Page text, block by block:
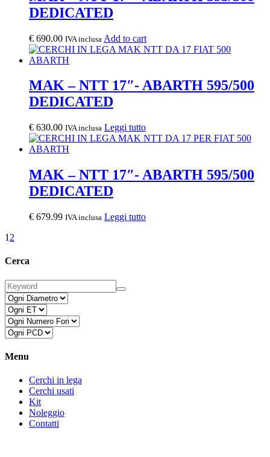
DEDICATED
€ 690.00 IVA inclusa Add to cart
MAK – NTT 17″- ABARTH 595/500
DEDICATED
€ 630.00 IVA inclusa Leggi tutto
MAK – NTT 17″- ABARTH 595/500
DEDICATED
€ 679.99 IVA inclusa Leggi tutto
1 2
Cerca
Menu
Cerchi in lega
Cerchi usati
Kit
Noleggio
Contatti